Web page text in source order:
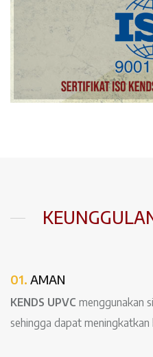
01. AMAN
KENDS UPVC menggunakan
sehingga dapat meningkatkan